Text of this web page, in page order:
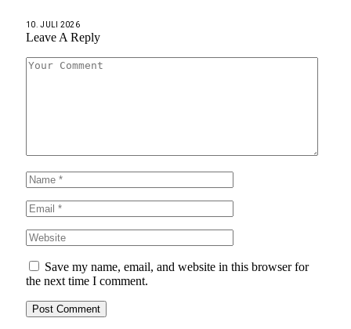
10. JULI 2026
Leave A Reply
Save my name, email, and website in this browser for
the next time I comment.